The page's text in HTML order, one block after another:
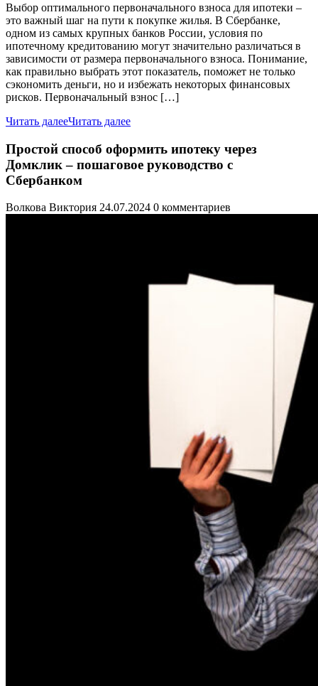
Выбор оптимального первоначального взноса для ипотеки –
это важный шаг на пути к покупке жилья. В Сбербанке,
одном из самых крупных банков России, условия по
ипотечному кредитованию могут значительно различаться в
зависимости от размера первоначального взноса. Понимание,
как правильно выбрать этот показатель, поможет не только
сэкономить деньги, но и избежать некоторых финансовых
рисков. Первоначальный взнос […]
Читать далееЧитать далее
Простой способ оформить ипотеку через
Домклик – пошаговое руководство с
Сбербанком
Волкова Виктория 24.07.2024 0 комментариев